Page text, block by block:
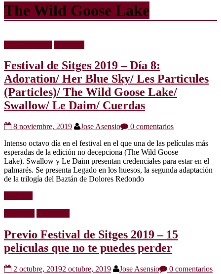
The Wild Goose Lake
Festival de Sitges 2019 – Día 8:
Adoration/ Her Blue Sky/ Les Particules
(Particles)/ The Wild Goose Lake/
Swallow/ Le Daim/ Cuerdas
8 noviembre, 2019 Jose Asensio
0 comentarios
Intenso octavo día en el festival en el que una de las películas más
esperadas de la edición no decepciona (The Wild Goose
Lake). Swallow y Le Daim presentan credenciales para estar en el
palmarés. Se presenta Legado en los huesos, la segunda adaptación
de la trilogía del Baztán de Dolores Redondo
Previo Festival de Sitges 2019 – 15
películas que no te puedes perder
2 octubre, 20192 octubre, 2019 Jose Asensio
0 comentarios